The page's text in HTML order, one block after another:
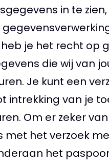
in te
je het recht
die wij van
Je kunt een
intrekking van je
Om er zeker
het verzoek
het